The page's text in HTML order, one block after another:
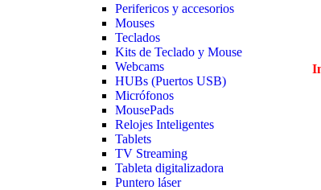
Perifericos y accesorios
Mouses
Teclados
Kits de Teclado y Mouse
Webcams
HUBs (Puertos USB)
Micrófonos
MousePads
Relojes Inteligentes
Tablets
TV Streaming
Tableta digitalizadora
Puntero láser